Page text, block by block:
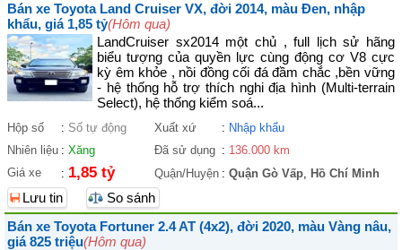
Bán xe Toyota Land Cruiser VX, đời 2014, màu Đen, nhập
khẩu, giá 1,85 tỷ(Hôm qua)
LandCruiser sx2014 một chủ , full lịch sử hãng
biểu tượng của quyền lực cùng động cơ V8 cực
kỳ êm khỏe , nồi đồng cối đá đầm chắc ,bền vững
- hệ thống hỗ trợ thích nghi địa hình (Multi-terrain
Select), hệ thống kiểm soá...
Hộp số : Số tự động Xuất xứ : Nhập khẩu
Nhiên liệu : Xăng Đã sử dụng : 136.000 km
Giá xe
: 1,85 tỷ Quận/Huyện : Quận Gò Vấp, Hồ Chí Minh
Lưu tin
So sánh
Bán xe Toyota Fortuner 2.4 AT (4x2), đời 2020, màu Vàng nâu,
giá 825 triệu(Hôm qua)